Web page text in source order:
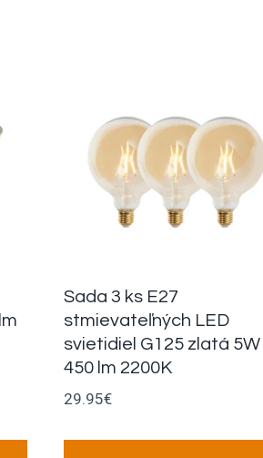
Sada 3 ks E27
stmievateľných LED
svietidiel G125 zlatá 5W
450 lm 2200K
29.95€